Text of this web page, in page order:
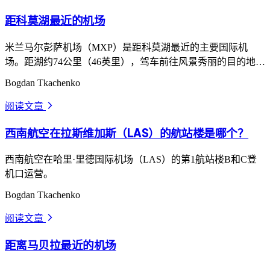
距科莫湖最近的机场
米兰马尔彭萨机场（MXP）是距科莫湖最近的主要国际机
场。距湖约74公里（46英里），驾车前往风景秀丽的目的地大
Bogdan Tkachenko
阅读文章 arrow_forward_ios
西南航空在拉斯维加斯（LAS）的航站楼是哪个？
西南航空在哈里·里德国际机场（LAS）的第1航站楼B和C登
机口运营。
Bogdan Tkachenko
阅读文章 arrow_forward_ios
距离马贝拉最近的机场